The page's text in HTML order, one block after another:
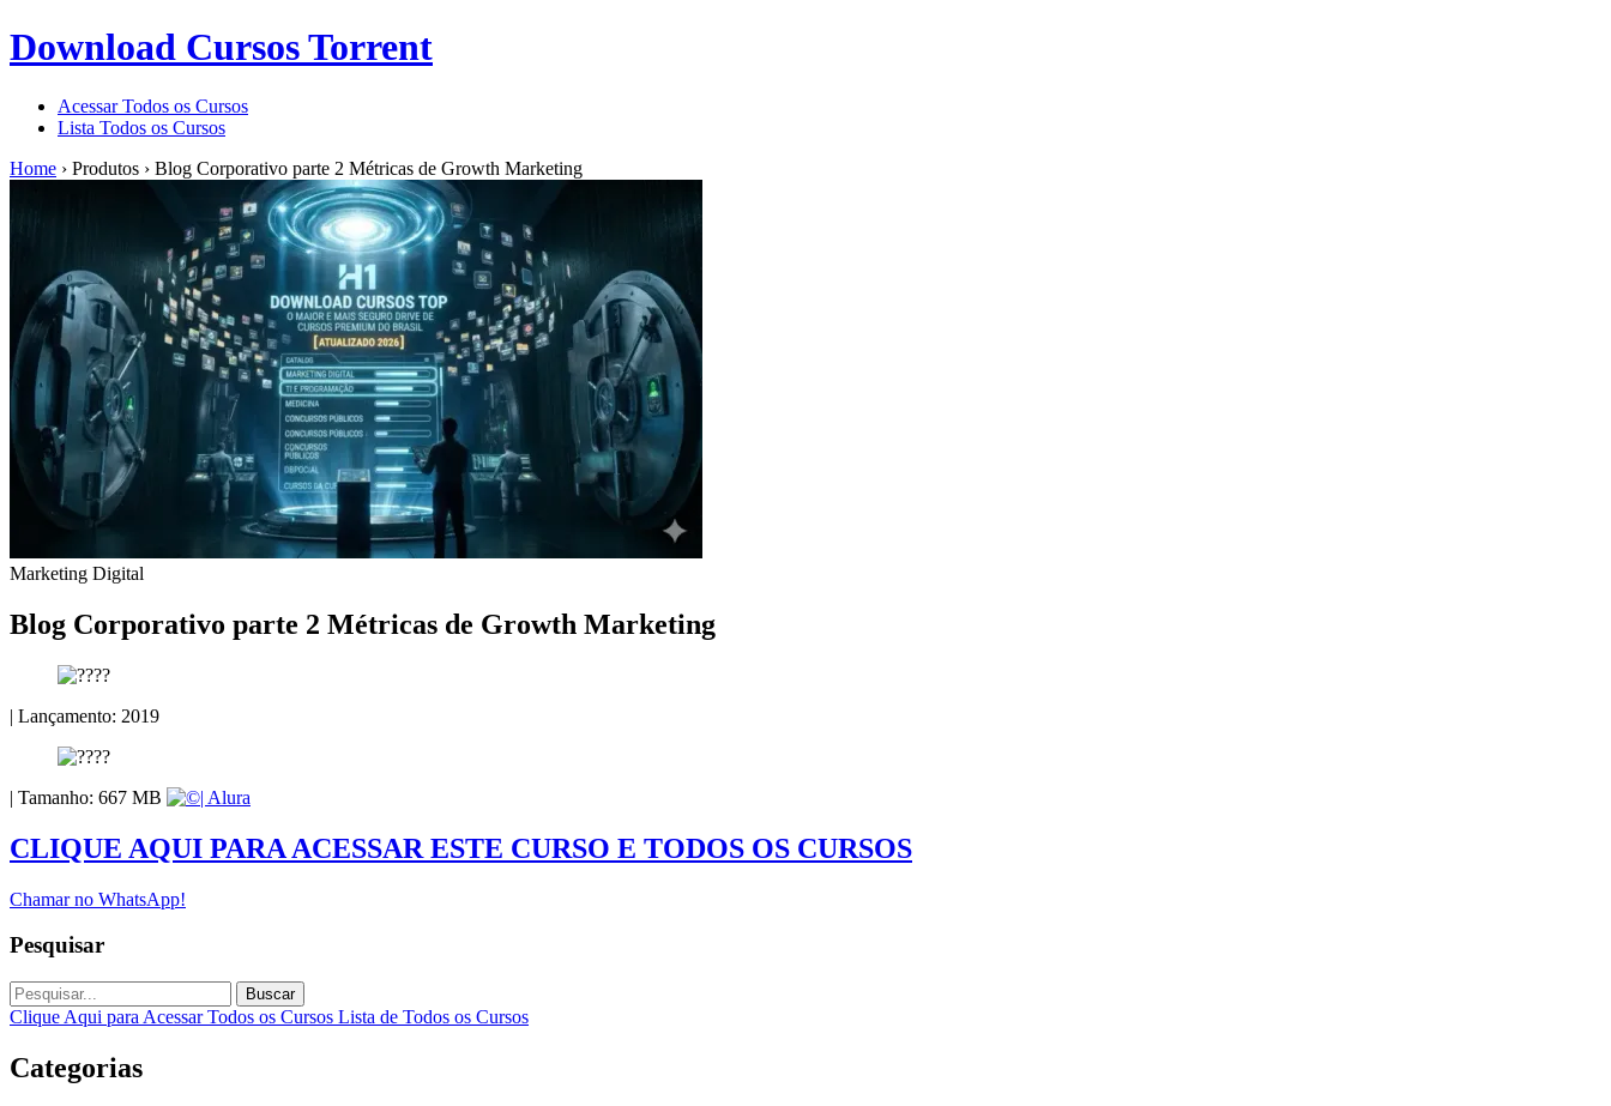
Download Cursos Torrent
Acessar Todos os Cursos
Lista Todos os Cursos
Home › Produtos › Blog Corporativo parte 2 Métricas de Growth Marketing
Marketing Digital
Blog Corporativo parte 2 Métricas de Growth Marketing
| Lançamento: 2019
| Tamanho: 667 MB | Alura
CLIQUE AQUI PARA ACESSAR ESTE CURSO E TODOS OS CURSOS
Chamar no WhatsApp!
Pesquisar
Buscar
Clique Aqui para Acessar Todos os Cursos Lista de Todos os Cursos
Categorias